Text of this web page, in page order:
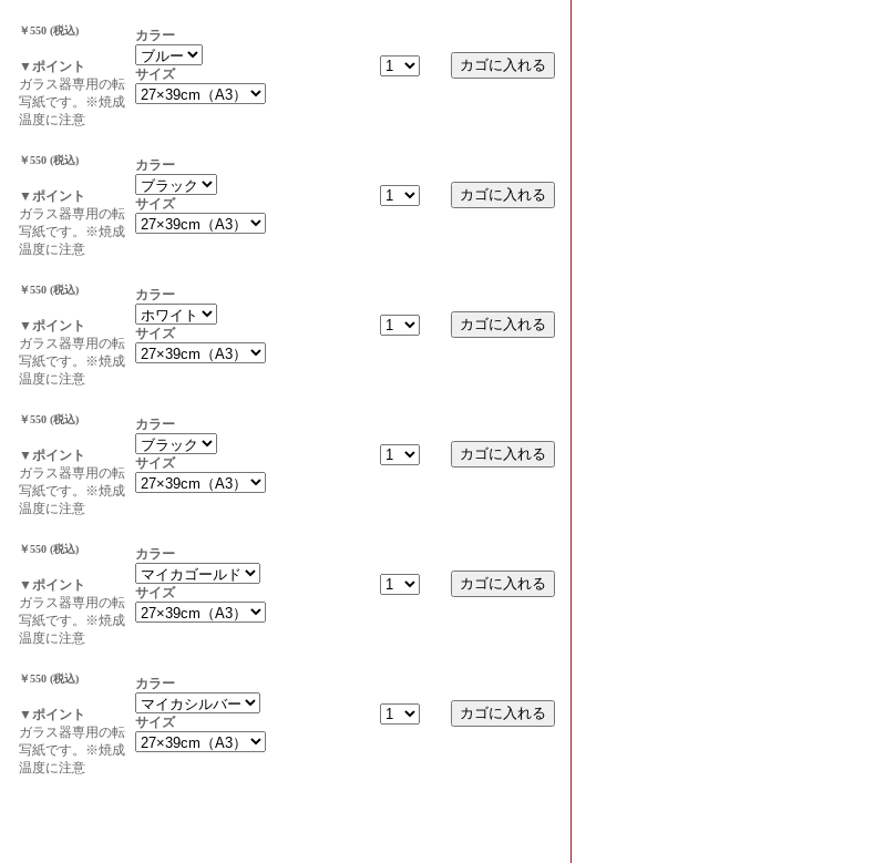
￥550 (税込)
▼ポイント
ガラス器専用の転
写紙です。※焼成
温度に注意
カラー
サイズ
￥550 (税込)
▼ポイント
ガラス器専用の転
写紙です。※焼成
温度に注意
カラー
サイズ
￥550 (税込)
▼ポイント
ガラス器専用の転
写紙です。※焼成
温度に注意
カラー
サイズ
￥550 (税込)
▼ポイント
ガラス器専用の転
写紙です。※焼成
温度に注意
カラー
サイズ
￥550 (税込)
▼ポイント
ガラス器専用の転
写紙です。※焼成
温度に注意
カラー
サイズ
￥550 (税込)
▼ポイント
ガラス器専用の転
写紙です。※焼成
温度に注意
カラー
サイズ